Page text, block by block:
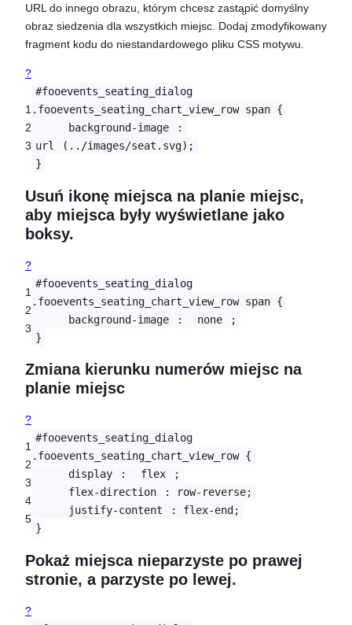
URL do innego obrazu, którym chcesz zastąpić domyślny
obraz siedzenia dla wszystkich miejsc. Dodaj zmodyfikowany
fragment kodu do niestandardowego pliku CSS motywu.
?
1
2
3
#fooevents_seating_dialog
.fooevents_seating_chart_view_row span {
background-image
:
url
(../images/seat.svg);
}
Usuń ikonę miejsca na planie miejsc,
aby miejsca były wyświetlane jako
boksy.
?
1
2
3
#fooevents_seating_dialog
.fooevents_seating_chart_view_row span {
background-image
: none
;
}
Zmiana kierunku numerów miejsc na
planie miejsc
?
1
2
3
4
5
#fooevents_seating_dialog
.fooevents_seating_chart_view_row {
display
: flex
;
flex-direction
: row-reverse;
justify-content
: flex-end;
}
Pokaż miejsca nieparzyste po prawej
stronie, a parzyste po lewej.
?